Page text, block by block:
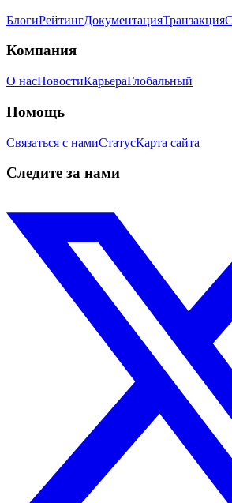
БлогиРейтингДокументацияТранзакция
Компания
О насНовостиКарьераГлобальный
Помощь
Связаться с намиСтатусКарта сайта
Следите за нами